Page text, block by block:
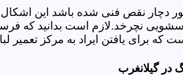
دچار نقص فنی شده باشد این
نچرخد.لازم است بدانید که
برای یافتن ایراد به مرکز تعمیر
گیلانغرب